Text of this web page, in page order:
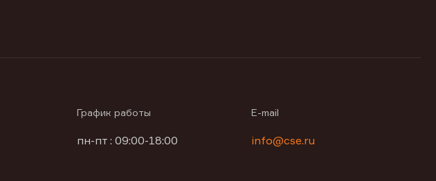
График работы
пн-пт : 09:00-18:00
E-mail
info@cse.ru